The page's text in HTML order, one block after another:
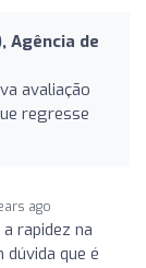
Agência de
avaliação
regresse
ago
rapidez na
que é